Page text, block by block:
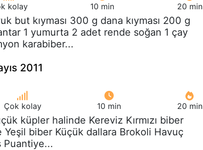
kolay 10 min 20 min
but kıyması 300 g dana kıyması 200 g
1 yumurta 2 adet rende soğan 1 çay
karabiber...
2011
Çok kolay 10 min 20 min
küpler halinde Kereviz Kırmızı biber
Yeşil biber Küçük dallara Brokoli Havuç
Puantiye...